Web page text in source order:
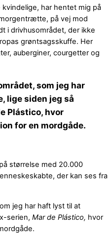
har hentet mig på
på vej mod
i drivhusområdet, der ikke
grøntsagsskuffe. Her
auberginer, courgetter og
som jeg har
lige siden jeg så
Plástico, hvor
for en mordgåde.
størrelse med 20.000
der kan ses fra
jeg har haft lyst til at
serien, Mar de Plástico, hvor